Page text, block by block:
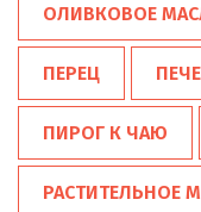
ОЛИВКОВОЕ
ПЕРЕЦ
ПИРОГ К ЧАЮ
РАСТИТЕЛЬНОЕ